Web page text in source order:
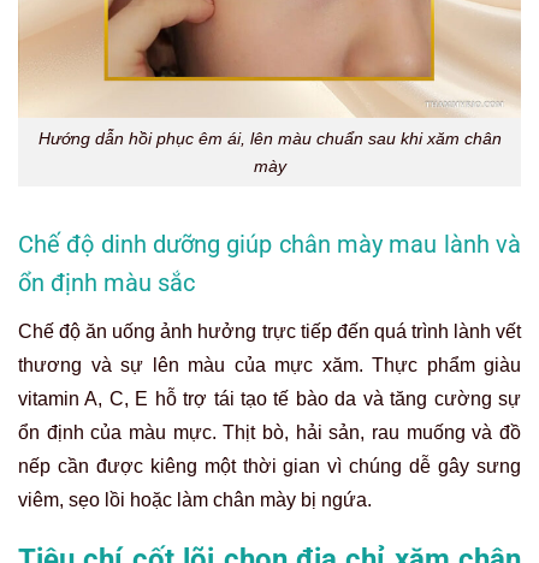
Hướng dẫn hồi phục êm ái, lên màu chuẩn sau khi xăm chân
mày
Chế độ dinh dưỡng giúp chân mày mau lành và
ổn định màu sắc
Chế độ ăn uống ảnh hưởng trực tiếp đến quá trình lành vết
thương và sự lên màu của mực xăm. Thực phẩm giàu
vitamin A, C, E hỗ trợ tái tạo tế bào da và tăng cường sự
ổn định của màu mực. Thịt bò, hải sản, rau muống và đồ
nếp cần được kiêng một thời gian vì chúng dễ gây sưng
viêm, sẹo lồi hoặc làm chân mày bị ngứa.